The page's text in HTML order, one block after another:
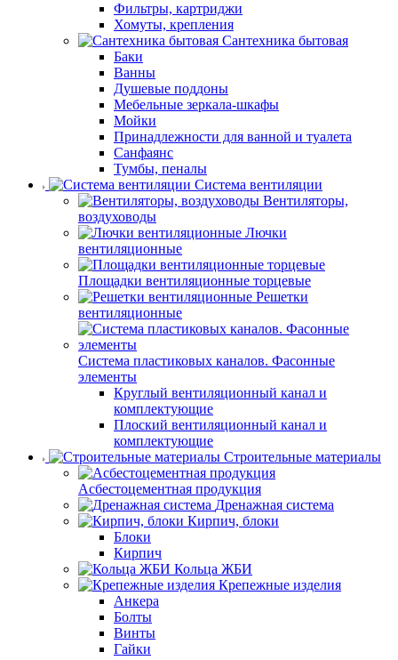
Фильтры, картриджи
Хомуты, крепления
Сантехника бытовая
Баки
Ванны
Душевые поддоны
Мебельные зеркала-шкафы
Мойки
Принадлежности для ванной и туалета
Санфаянс
Тумбы, пеналы
Система вентиляции
Вентиляторы,
воздуховоды
Лючки
вентиляционные
Площадки вентиляционные торцевые
Решетки
вентиляционные
Система пластиковых каналов. Фасонные
элементы
Круглый вентиляционный канал и
комплектующие
Плоский вентиляционный канал и
комплектующие
Строительные материалы
Асбестоцементная продукция
Дренажная система
Кирпич, блоки
Блоки
Кирпич
Кольца ЖБИ
Крепежные изделия
Анкера
Болты
Винты
Гайки